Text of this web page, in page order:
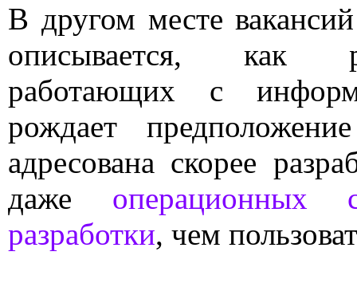
В другом месте
описывается, как
работающих с
рождает
адресована скорее
даже операционных
разработки, чем